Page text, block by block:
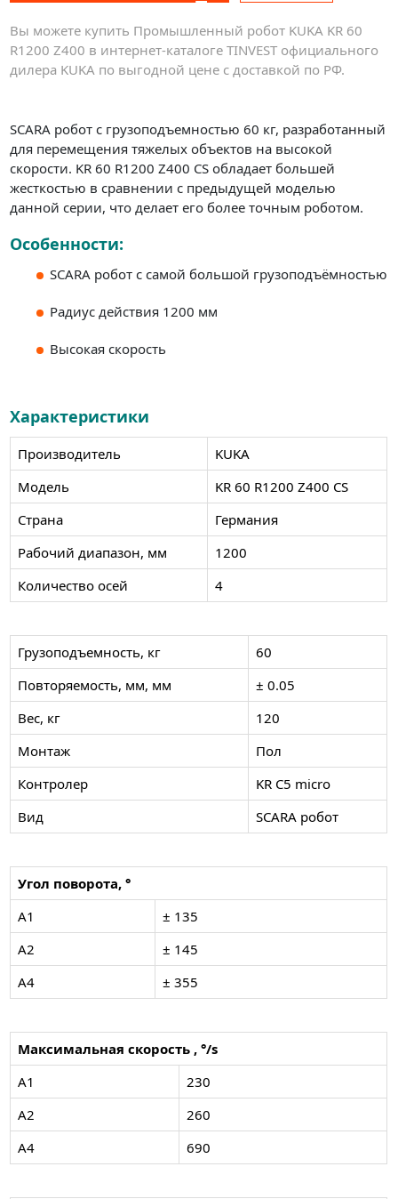
Вы можете купить Промышленный робот KUKA KR 60
R1200 Z400 в интернет-каталоге TINVEST официального
дилера KUKA по выгодной цене с доставкой по РФ.
SCARA робот с грузоподъемностью 60 кг, разработанный
для перемещения тяжелых объектов на высокой
скорости. KR 60 R1200 Z400 CS обладает большей
жесткостью в сравнении с предыдущей моделью
данной серии, что делает его более точным роботом.
Особенности:
SCARA робот с самой большой грузоподъёмностью
Радиус действия 1200 мм
Высокая скорость
Характеристики
Производитель
KUKA
Модель
KR 60 R1200 Z400 CS
Страна
Германия
Рабочий диапазон, мм
1200
Количество осей
4
Грузоподъемность, кг
60
Повторяемость, мм, мм
± 0.05
Вес, кг
120
Монтаж
Пол
Контролер
KR C5 micro
Вид
SCARA робот
Угол поворота, °
A1
± 135
A2
± 145
A4
± 355
Максимальная скорость , °/s
A1
230
A2
260
A4
690